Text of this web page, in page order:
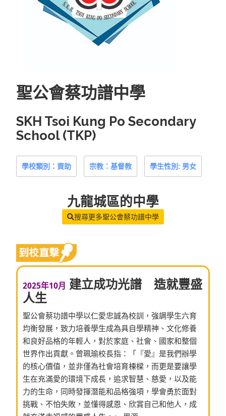
聖公會蔡功譜中學
SKH Tsoi Kung Po Secondary
School (TKP)
學校類別：資助 宗教：基督教 學生性別: 男女
九龍城區的中學
搜尋更多聖公會蔡功譜中學
2025年10月 建立成功光譜 造就豐盛
人生
聖公會蔡功譜中學以仁愛忠誠為校訓，強調學生六育
均衡發展，致力培養學生成為具自學精神、文化修養
和良好品格的年輕人，對於家庭、社會、國家和整個
世界作出貢獻。曾珮瑜校長指：「『愛』是我們辦學
的核心價值，並非僅為社會培育棟樑，而更是要讓學
生在充滿愛的環境下成長，追求智慧、慈愛，以及能
力的生命，同時發揮潛能和品格強項，學會勇於面對
挑戰、不怕失敗，並懂得感恩、欣賞自己和他人，成